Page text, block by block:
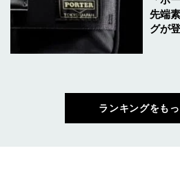
先端
グが
ランキングをも